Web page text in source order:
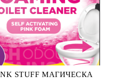
STUFF МАГИЧЕСКА